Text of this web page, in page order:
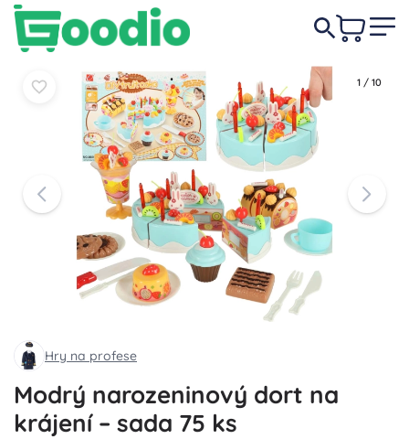
1 / 10
Hry na profese
Modrý narozeninový dort na
krájení – sada 75 ks
-13% 229 Kč
199 Kč Do košíku